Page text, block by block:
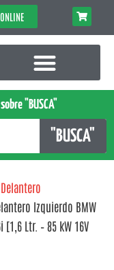
"BUSCA"
"BUSCA"
Izquierdo BMW
[1,6 Ltr. – 85 kW 16V